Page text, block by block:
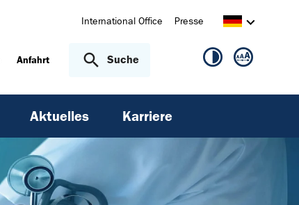
International Office Presse
Anfahrt Suche
Aktuelles Karriere